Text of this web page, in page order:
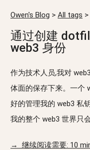
Owen's Blog > All tags >
通过创建
web3 身份
作为技术人员,我对
体面的保存下来。一个
好的管理我的 web3 私
我的整个 web3 世界只
→ 继续阅读需要: 10